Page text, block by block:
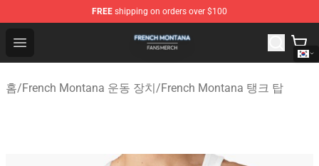
FREE shipping on orders over $100
Open menu
French Montana Shop - Official French Montana
홈/French Montana 운동 장치/French Montana 탱크 탑